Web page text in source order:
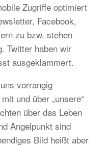
Zugriffe optimiert
Facebook,
zu bzw. stehen
Twitter haben wir
ausgeklammert.
vorrangig
und über „unsere“
über das Leben
Angelpunkt sind
Bild heißt aber